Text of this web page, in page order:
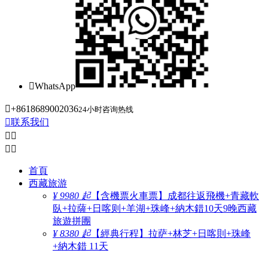
WhatsApp
+861868900203624小时咨询热线
联系我们
 
 
首頁
西藏旅游
¥ 9980 起【含機票火車票】成都往返飛機+青藏軟
臥+拉薩+日喀则+羊湖+珠峰+納木錯10天9晚西藏
旅遊拼團
¥ 8380 起【經典行程】拉萨+林芝+日喀則+珠峰
+納木錯 11天